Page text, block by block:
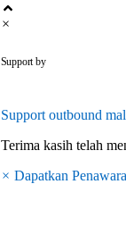
×
Support by
Support outbound
Terima kasih telah
× Dapatkan